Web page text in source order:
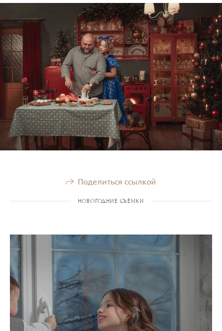
Поделиться ссылкой
НОВОГОДНИЕ СЪЁМКИ